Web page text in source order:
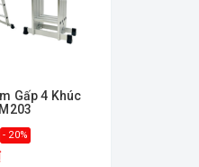
Gấp 4 Khúc
- 20%